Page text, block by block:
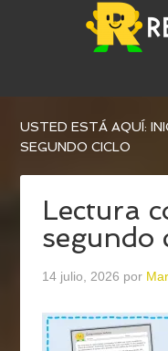
USTED ESTÁ AQUÍ:
SEGUNDO CICLO
Lectura
segundo
14 julio, 2026 por